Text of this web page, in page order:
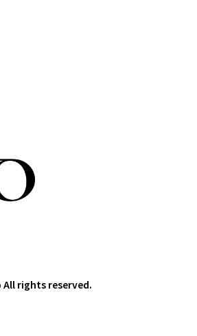
All rights reserved.